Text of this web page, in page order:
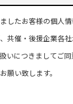
したお客様の個人
共催・後援企業各
いにつきましてご
願い致します。